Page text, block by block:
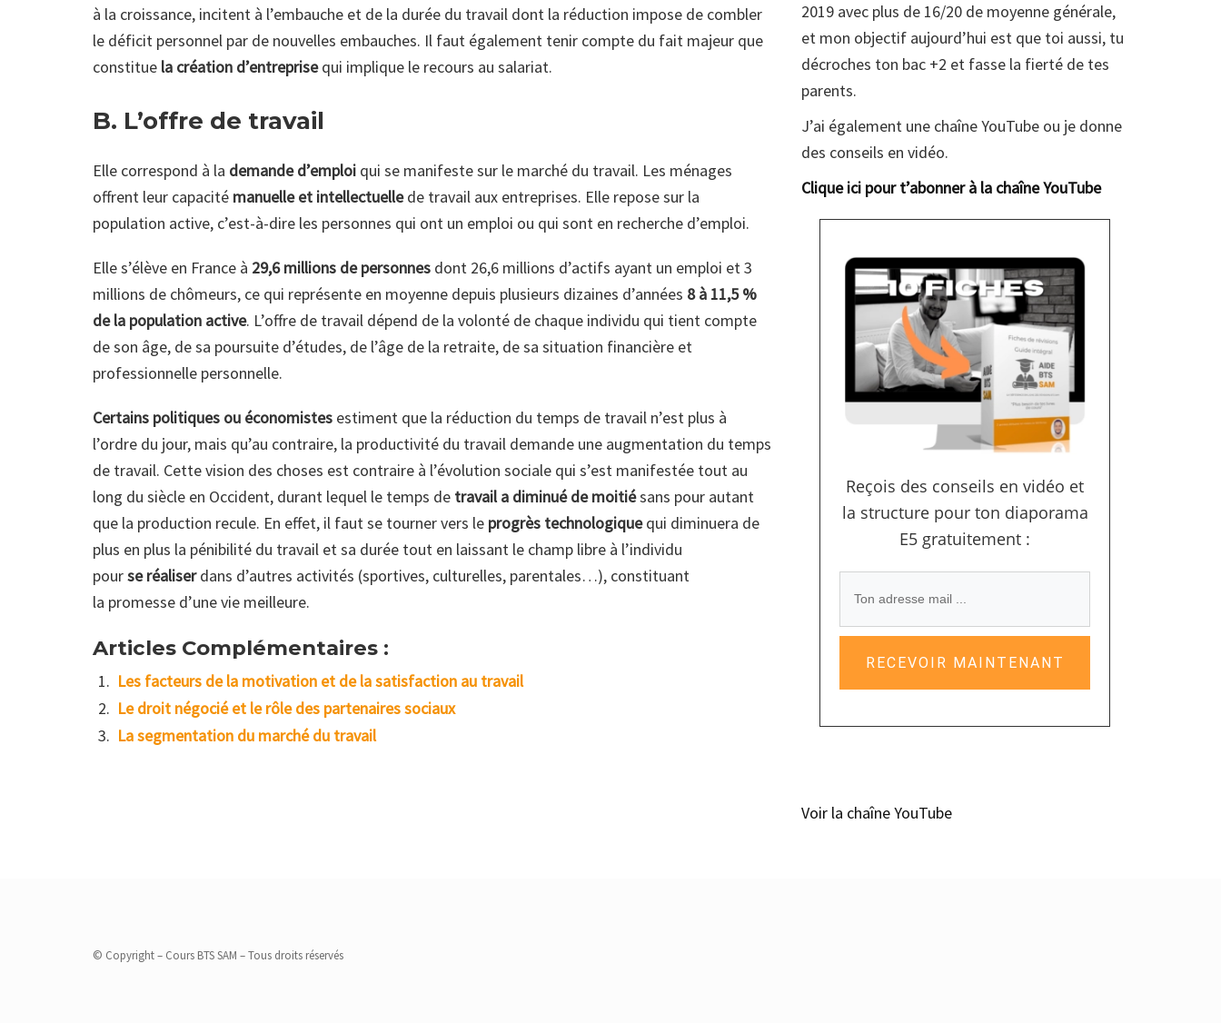
à la croissance, incitent à l’embauche et de la durée du travail dont la réduction impose de combler
le déficit personnel par de nouvelles embauches. Il faut également tenir compte du fait majeur que
constitue la création d’entreprisequi implique le recours au salariat.
B. L’offre de travail
Elle correspond à la demande d’emploi qui se manifeste sur le marché du travail. Les ménages
offrent leur capacité manuelle et intellectuellede travail aux entreprises. Elle repose sur la
population active, c’est-à-dire les personnes qui ont un emploi ou qui sont en recherche d’emploi.
Elle s’élève en France à 29,6 millions de personnes dont 26,6 millions d’actifs ayant un emploi et 3
millions de chômeurs, ce qui représente en moyenne depuis plusieurs dizaines d’années 8 à 11,5 %
de la population active. L’offre de travail dépend de la volonté de chaque individu qui tient compte
de son âge, de sa poursuite d’études, de l’âge de la retraite, de sa situation financière et
professionnelle personnelle.
Certains politiques ou économistes estiment que la réduction du temps de travail n’est plus à
l’ordre du jour, mais qu’au contraire, la productivité du travail demande une augmentation du temps
de travail. Cette vision des choses est contraire à l’évolution sociale qui s’est manifestée tout au
long du siècle en Occident, durant lequel le temps de travail a diminué de moitiésans pour autant
que la production recule. En effet, il faut se tourner vers le progrès technologiquequi diminuera de
plus en plus la pénibilité du travail et sa durée tout en laissant le champ libre à l’individu
pourse réaliserdans d’autres activités (sportives, culturelles, parentales…), constituant
la promesse d’une vie meilleure.
Articles Complémentaires :
Les facteurs de la motivation et de la satisfaction au travail
Le droit négocié et le rôle des partenaires sociaux
La segmentation du marché du travail
2019 avec plus de 16/20 de moyenne générale,
et mon objectif aujourd’hui est que toi aussi, tu
décroches ton bac +2 et fasse la fierté de tes
parents.
J’ai également une chaîne YouTube ou je donne
des conseils en vidéo.
Clique ici pour t’abonner à la chaîne YouTube
Reçois des conseils en vidéo et
la structure pour ton diaporama
E5 gratuitement :
RECEVOIR MAINTENANT
Voir la chaîne YouTube
© Copyright – Cours BTS SAM – Tous droits réservés